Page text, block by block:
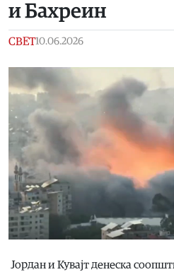
и Бахреин
СВЕТ10.06.2026
Јордан и Кувајт денеска